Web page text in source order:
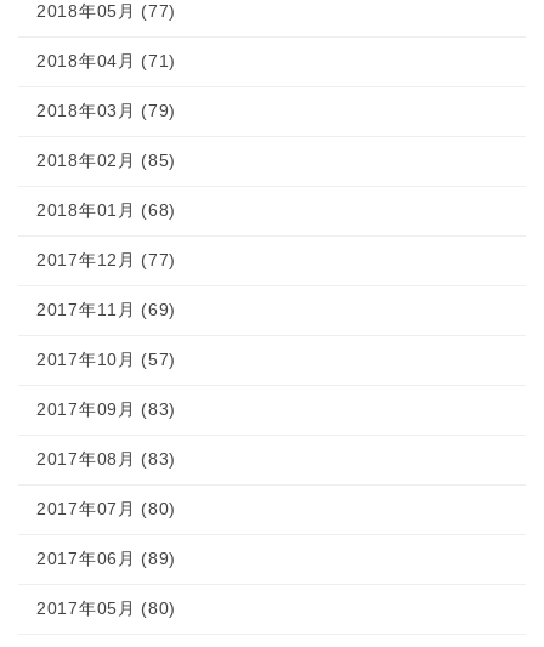
2018年05月 (77)
2018年04月 (71)
2018年03月 (79)
2018年02月 (85)
2018年01月 (68)
2017年12月 (77)
2017年11月 (69)
2017年10月 (57)
2017年09月 (83)
2017年08月 (83)
2017年07月 (80)
2017年06月 (89)
2017年05月 (80)